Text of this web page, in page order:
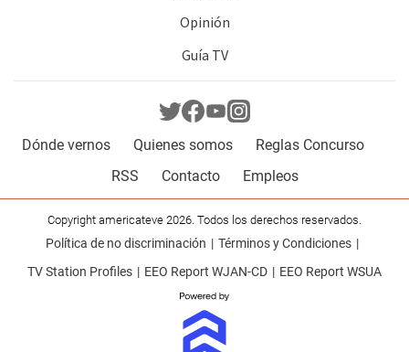
Opinión
Guía TV
Dónde vernos Quienes somos
Reglas Concurso
RSS
Contacto Empleos
Copyright americateve 2026. Todos los derechos reservados.
Política de no discriminación
Términos y Condiciones
TV Station Profiles
EEO Report WJAN-CD EEO Report WSUA